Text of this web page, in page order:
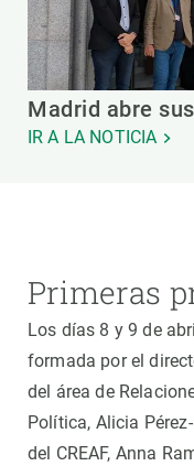
Madrid abre
IR A LA NOTICIA
Primeras
Los días 8 y 9 de
formada por el
del área de
Política, Alicia
del CREAF, Anna